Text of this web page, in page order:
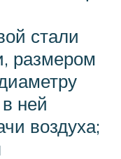
стали
размером
ней
воздуха;